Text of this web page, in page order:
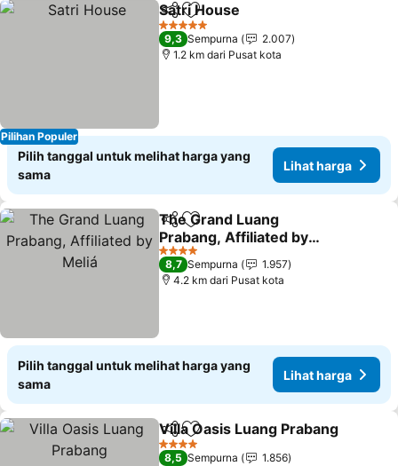
Pilihan Populer
BagikanTambahkan ke favorit
Satri House
5 Bintang
9,3 Sempurna
2.007
1.2 km dari Pusat kota
Pilih tanggal untuk melihat harga yang
sama
Lihat harga
BagikanTambahkan ke favorit
The Grand Luang
Prabang, Affiliated by
Meliá
Lihat harga
4 Bintang
8,7 Sempurna
1.957
4.2 km dari Pusat kota
Pilih tanggal untuk melihat harga yang
sama
Lihat harga
BagikanTambahkan ke favorit
Villa Oasis Luang Prabang
4 Bintang
8,5 Sempurna
1.856